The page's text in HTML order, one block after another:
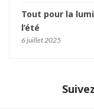
Tout pour la
l’été
6 juillet 2025